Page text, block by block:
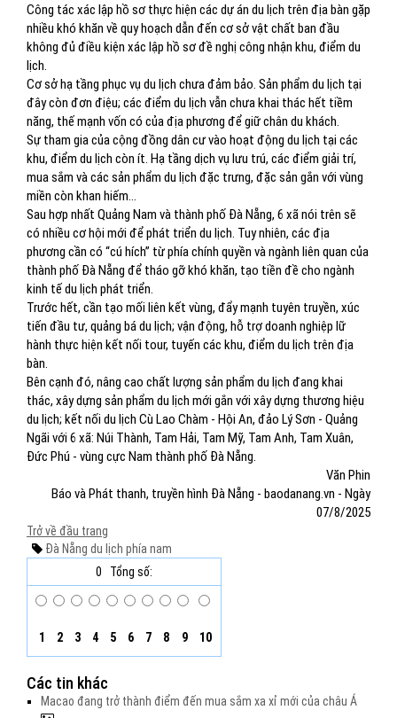
Công tác xác lập hồ sơ thực hiện các dự án du lịch trên địa bàn gặp
nhiều khó khăn về quy hoạch dẫn đến cơ sở vật chất ban đầu
không đủ điều kiện xác lập hồ sơ đề nghị công nhận khu, điểm du
lịch.
Cơ sở hạ tầng phục vụ du lịch chưa đảm bảo. Sản phẩm du lịch tại
đây còn đơn điệu; các điểm du lịch vẫn chưa khai thác hết tiềm
năng, thế mạnh vốn có của địa phương để giữ chân du khách.
Sự tham gia của cộng đồng dân cư vào hoạt động du lịch tại các
khu, điểm du lịch còn ít. Hạ tầng dịch vụ lưu trú, các điểm giải trí,
mua sắm và các sản phẩm du lịch đặc trưng, đặc sản gắn với vùng
miền còn khan hiếm...
Sau hợp nhất Quảng Nam và thành phố Đà Nẵng, 6 xã nói trên sẽ
có nhiều cơ hội mới để phát triển du lịch. Tuy nhiên, các địa
phương cần có “cú hích” từ phía chính quyền và ngành liên quan của
thành phố Đà Nẵng để tháo gỡ khó khăn, tạo tiền đề cho ngành
kinh tế du lịch phát triển.
Trước hết, cần tạo mối liên kết vùng, đẩy mạnh tuyên truyền, xúc
tiến đầu tư, quảng bá du lịch; vận động, hỗ trợ doanh nghiệp lữ
hành thực hiện kết nối tour, tuyến các khu, điểm du lịch trên địa
bàn.
Bên cạnh đó, nâng cao chất lượng sản phẩm du lịch đang khai
thác, xây dựng sản phẩm du lịch mới gắn với xây dựng thương hiệu
du lịch; kết nối du lịch Cù Lao Chàm - Hội An, đảo Lý Sơn - Quảng
Ngãi với 6 xã: Núi Thành, Tam Hải, Tam Mỹ, Tam Anh, Tam Xuân,
Đức Phú - vùng cực Nam thành phố Đà Nẵng.
Văn Phin
Báo và Phát thanh, truyền hình Đà Nẵng - baodanang.vn - Ngày
07/8/2025
Trở về đầu trang
Đà Nẵng du lịch phía nam
0
Tổng số:
1 2 3 4 5 6 7 8 9 10
Các tin khác
Macao đang trở thành điểm đến mua sắm xa xỉ mới của châu Á